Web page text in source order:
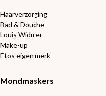
Haarverzorging
Bad & Douche
Louis Widmer
Make-up
Etos eigen merk
Mondmaskers